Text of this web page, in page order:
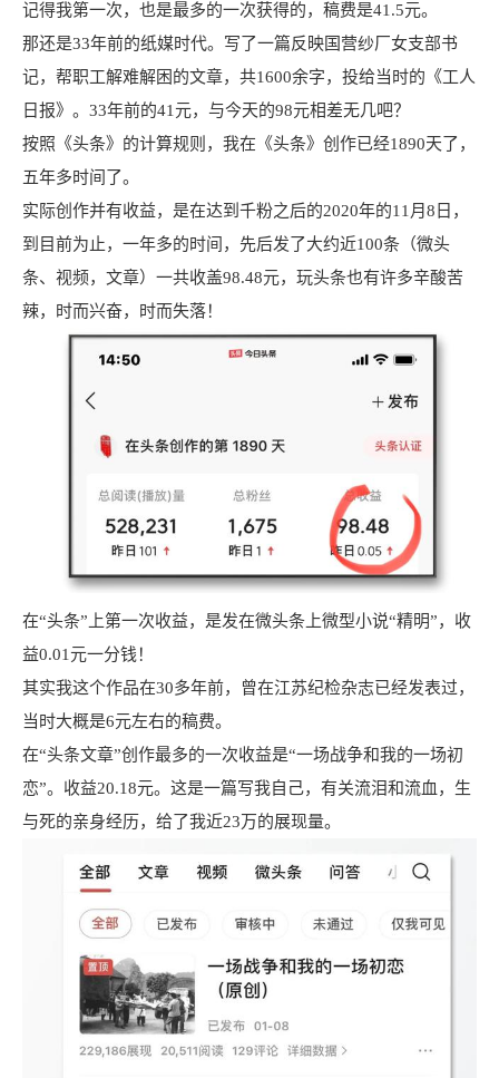
记得我第一次，也是最多的一次获得的，稿费是41.5元。
那还是33年前的纸媒时代。写了一篇反映国营纱厂女支部书
记，帮职工解难解困的文章，共1600余字，投给当时的《工人
日报》。33年前的41元，与今天的98元相差无几吧？
按照《头条》的计算规则，我在《头条》创作已经1890天了，
五年多时间了。
实际创作并有收益，是在达到千粉之后的2020年的11月8日，
到目前为止，一年多的时间，先后发了大约近100条（微头
条、视频，文章）一共收盖98.48元，玩头条也有许多辛酸苦
辣，时而兴奋，时而失落！
在“头条”上第一次收益，是发在微头条上微型小说“精明”，收
益0.01元一分钱！
其实我这个作品在30多年前，曾在江苏纪检杂志已经发表过，
当时大概是6元左右的稿费。
在“头条文章”创作最多的一次收益是“一场战争和我的一场初
恋”。收益20.18元。这是一篇写我自己，有关流泪和流血，生
与死的亲身经历，给了我近23万的展现量。